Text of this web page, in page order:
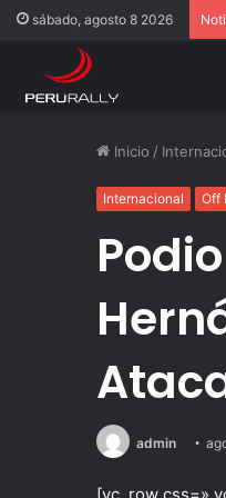
sábado, agosto 8 2026
Inicio /
Internacional Off
admin